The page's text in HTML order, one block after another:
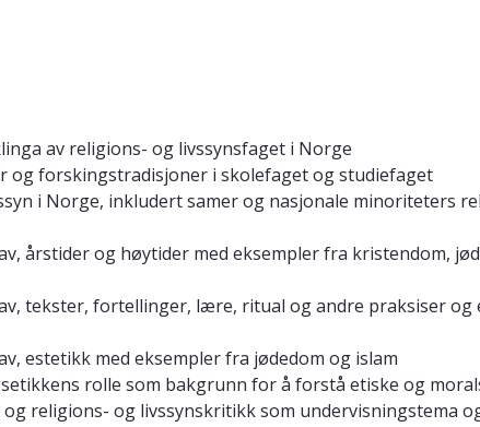
av religions- og livssynsfaget i Norge
forskingstradisjoner i skolefaget og studiefaget
i Norge, inkludert samer og nasjonale minoriteters
årstider og høytider med eksempler fra kristendom,
tekster, fortellinger, lære, ritual og andre praksiser
estetikk med eksempler fra jødedom og islam
rolle som bakgrunn for å forstå etiske og
religions- og livssynskritikk som undervisningstema